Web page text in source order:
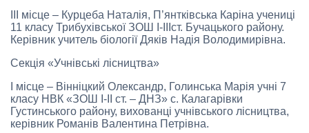
ІІІ місце – Курцеба Наталія, П’янтківська Каріна учениці
11 класу Трибухівської ЗОШ І-ІІІст. Бучацького району.
Керівник учитель біології Дяків Надія Володимирівна.
Секція «Учнівські лісництва»
І місце – Вінніцкий Олександр, Голинська Марія учні 7
класу НВК «ЗОШ І-ІІ ст. – ДНЗ» с. Калагарівки
Густинського району, вихованці учнівського лісництва,
керівник Романів Валентина Петрівна.